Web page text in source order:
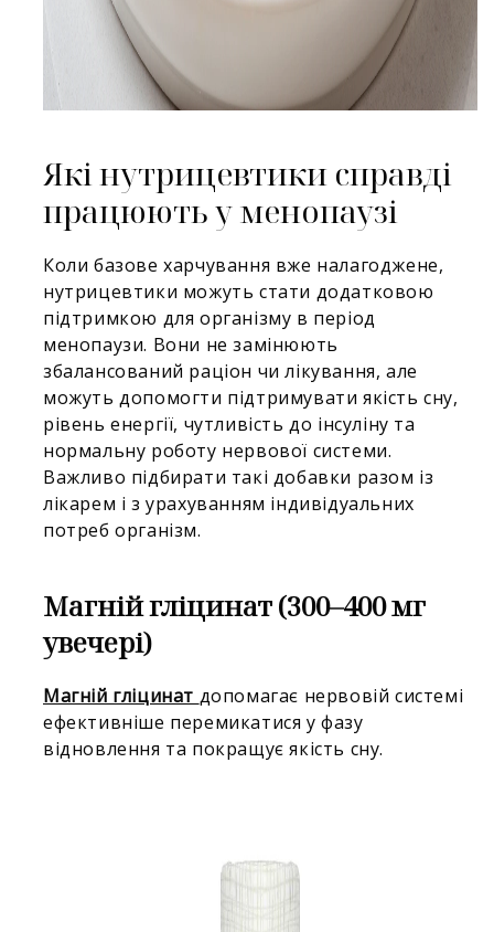
Які нутрицевтики справді
працюють у менопаузі
Коли базове харчування вже налагоджене,
нутрицевтики можуть стати додатковою
підтримкою для організму в період
менопаузи. Вони не замінюють
збалансований раціон чи лікування, але
можуть допомогти підтримувати якість сну,
рівень енергії, чутливість до інсуліну та
нормальну роботу нервової системи.
Важливо підбирати такі добавки разом із
лікарем і з урахуванням індивідуальних
потреб організм.
Магній гліцинат (300–400 мг
увечері)
Магній гліцинат допомагає нервовій системі
ефективніше перемикатися у фазу
відновлення та покращує якість сну.